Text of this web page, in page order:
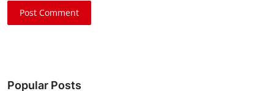
Post Comment
Popular Posts